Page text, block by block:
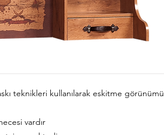
teknikleri kullanılarak eskitme görünümü
vardır